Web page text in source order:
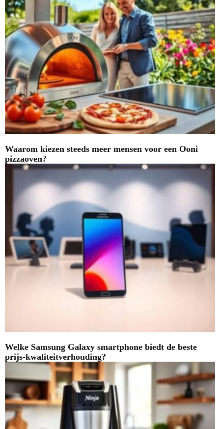
Waarom kiezen steeds meer mensen voor een Ooni
pizzaoven?
Welke Samsung Galaxy smartphone biedt de beste
prijs-kwaliteitverhouding?